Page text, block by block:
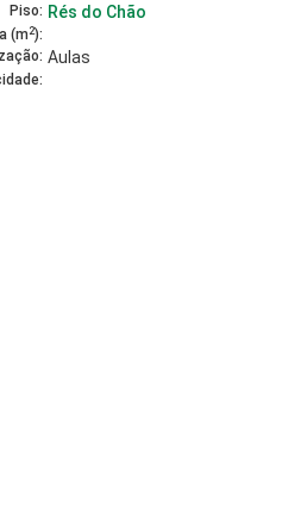
Piso: Rés do Chão
(m 2):
Aulas